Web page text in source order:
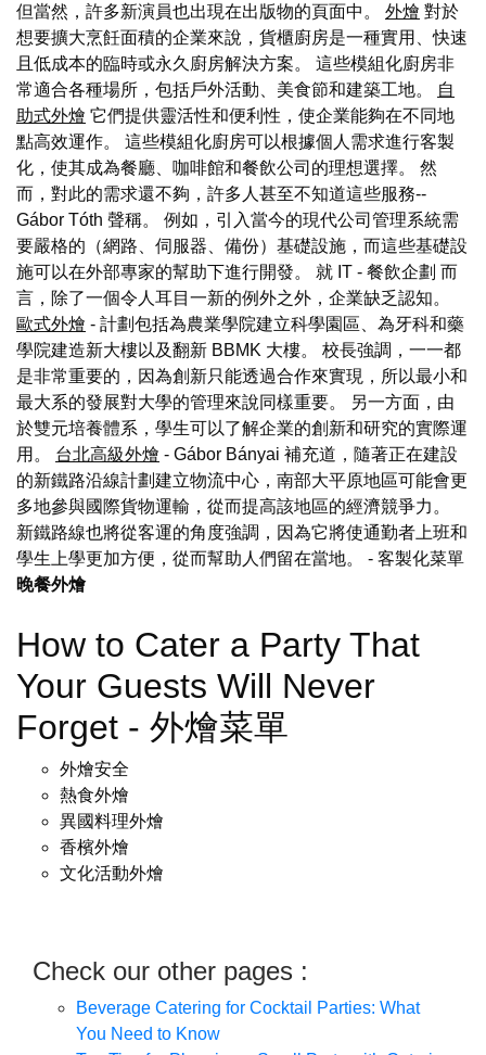
但當然，許多新演員也出現在出版物的頁面中。 外燴 對於
想要擴大烹飪面積的企業來說，貨櫃廚房是一種實用、快速
且低成本的臨時或永久廚房解決方案。 這些模組化廚房非
常適合各種場所，包括戶外活動、美食節和建築工地。
自
助式外燴 它們提供靈活性和便利性，使企業能夠在不同地
點高效運作。 這些模組化廚房可以根據個人需求進行客製
化，使其成為餐廳、咖啡館和餐飲公司的理想選擇。 然
而，對此的需求還不夠，許多人甚至不知道這些服務--
Gábor Tóth 聲稱。 例如，引入當今的現代公司管理系統需
要嚴格的（網路、伺服器、備份）基礎設施，而這些基礎設
施可以在外部專家的幫助下進行開發。 就 IT - 餐飲企劃 而
言，除了一個令人耳目一新的例外之外，企業缺乏認知。
歐式外燴 - 計劃包括為農業學院建立科學園區、為牙科和藥
學院建造新大樓以及翻新 BBMK 大樓。 校長強調，一一都
是非常重要的，因為創新只能透過合作來實現，所以最小和
最大系的發展對大學的管理來說同樣重要。 另一方面，由
於雙元培養體系，學生可以了解企業的創新和研究的實際運
用。 台北高級外燴 - Gábor Bányai 補充道，隨著正在建設
的新鐵路沿線計劃建立物流中心，南部大平原地區可能會更
多地參與國際貨物運輸，從而提高該地區的經濟競爭力。
新鐵路線也將從客運的角度強調，因為它將使通勤者上班和
學生上學更加方便，從而幫助人們留在當地。 - 客製化菜單
晚餐外燴
How to Cater a Party That
Your Guests Will Never
Forget - 外燴菜單
外燴安全
熱食外燴
異國料理外燴
香檳外燴
文化活動外燴
Check our other pages :
Beverage Catering for Cocktail Parties: What
You Need to Know